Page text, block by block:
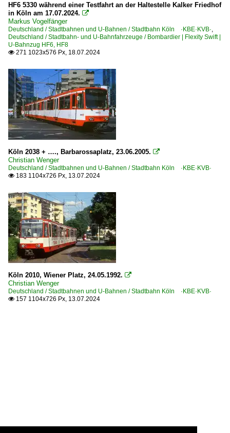
HF6 5330 während einer Testfahrt an der Haltestelle Kalker Friedhof
in Köln am 17.07.2024. 
Markus Vogelfänger
Deutschland / Stadtbahnen und U-Bahnen / Stadtbahn Köln ·KBE·KVB·
Deutschland / Stadtbahn- und U-Bahnfahrzeuge / Bombardier | Flexity Swift |
U-Bahnzug HF6, HF8
 271 1023x576 Px, 18.07.2024
Köln 2038 + …., Barbarossaplatz, 23.06.2005. 
Christian Wenger
Deutschland / Stadtbahnen und U-Bahnen / Stadtbahn Köln ·KBE·KVB·
 183 1104x726 Px, 13.07.2024
Köln 2010, Wiener Platz, 24.05.1992. 
Christian Wenger
Deutschland / Stadtbahnen und U-Bahnen / Stadtbahn Köln ·KBE·KVB·
 157 1104x726 Px, 13.07.2024